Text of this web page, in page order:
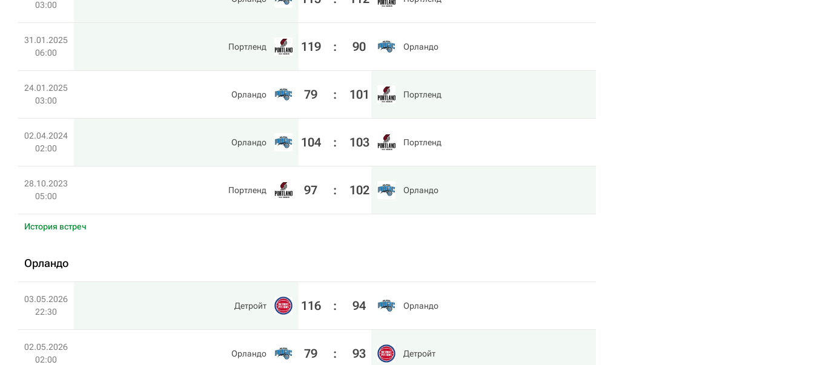
03:00
31.01.2025
06:00
Портленд 119 : 90 Орландо
24.01.2025
03:00
Орландо 79 : 101 Портленд
02.04.2024
02:00
Орландо 104 : 103 Портленд
28.10.2023
05:00
Портленд 97 : 102 Орландо
История встреч
Орландо
03.05.2026
22:30
Детройт 116 : 94 Орландо
02.05.2026
02:00
Орландо 79 : 93 Детройт